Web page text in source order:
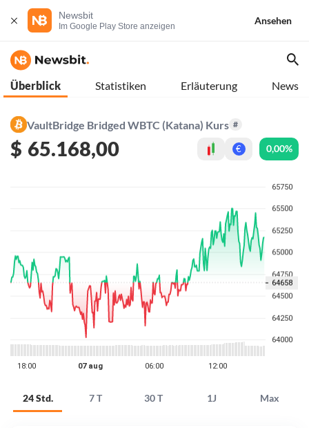
Newsbit
Im Google Play Store anzeigen
Ansehen
Überblick Statistiken Erläuterung News
VaultBridge Bridged WBTC (Katana) Kurs #
$ 65.168,00 € 0,00%
24 Std. 7 T 30 T 1J Max